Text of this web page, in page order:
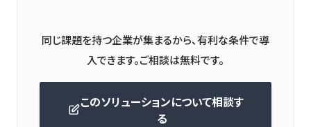
同じ課題を持つ企業が集まるから、有利な条件で導
このソリューションについて相談す
る